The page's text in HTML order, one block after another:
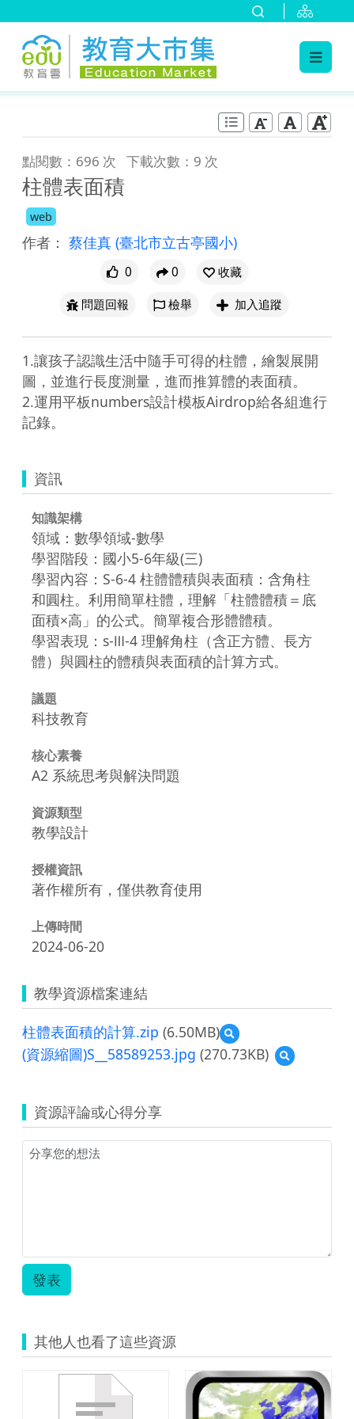
點閱數：696 次 下載次數：9 次
柱體表面積
web
作者： 蔡佳真 (臺北市立古亭國小)
0 0
收藏
問題回報
檢舉 加入追蹤
1.讓孩子認識生活中隨手可得的柱體，繪製展開
圖，並進行長度測量，進而推算體的表面積。
2.運用平板numbers設計模板Airdrop給各組進行
記錄。
資訊
知識架構
領域：數學領域-數學
學習階段：國小5-6年級(三)
學習內容：S-6-4 柱體體積與表面積：含角柱
和圓柱。利用簡單柱體，理解「柱體體積＝底
面積×高」的公式。簡單複合形體體積。
學習表現：s-Ⅲ-4 理解角柱（含正方體、長方
體）與圓柱的體積與表面積的計算方式。
議題
科技教育
核心素養
A2 系統思考與解決問題
資源類型
教學設計
授權資訊
著作權所有，僅供教育使用
上傳時間
2024-06-20
教學資源檔案連結
柱體表面積的計算.zip (6.50MB)
預
覽
柱
的
(資源縮圖)S__58589253.jpg (270.73KB)
預
覽
圖
資源評論或心得分享
發表
其他人也看了這些資源